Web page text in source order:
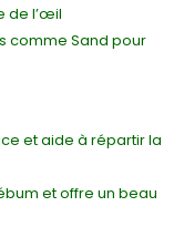
de l’œil
comme Sand pour
et aide à répartir la
et offre un beau